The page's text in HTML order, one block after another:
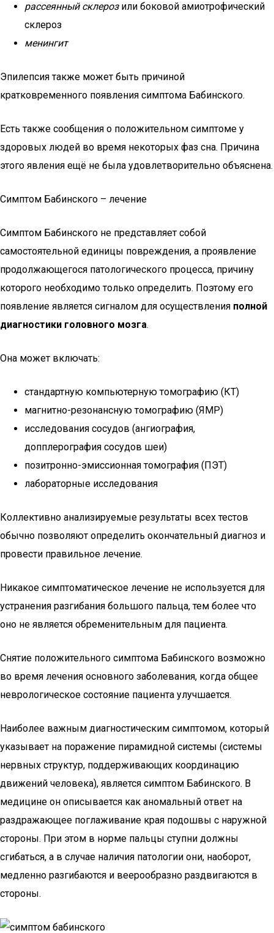
рассеянный склерозили боковой амиотрофический
склероз
менингит
Эпилепсия также может быть причиной
кратковременного появления симптома Бабинского.
Есть также сообщения о положительном симптоме у
здоровых людей во время некоторых фаз сна. Причина
этого явления ещё не была удовлетворительно объяснена.
Симптом Бабинского – лечение
Симптом Бабинского не представляет собой
самостоятельной единицы повреждения, а проявление
продолжающегося патологического процесса, причину
которого необходимо только определить. Поэтому его
появление является сигналом для осуществления полной
диагностики головного мозга.
Она может включать:
стандартную компьютерную томографию (КТ)
магнитно-резонансную томографию (ЯМР)
исследования сосудов (ангиография,
допплерография сосудов шеи)
позитронно-эмиссионная томография (ПЭТ)
лабораторные исследования
Коллективно анализируемые результаты всех тестов
обычно позволяют определить окончательный диагноз и
провести правильное лечение.
Никакое симптоматическое лечение не используется для
устранения разгибания большого пальца, тем более что
оно не является обременительным для пациента.
Снятие положительного симптома Бабинского возможно
во время лечения основного заболевания, когда общее
неврологическое состояние пациента улучшается.
Наиболее важным диагностическим симптомом, который
указывает на поражение пирамидной системы (системы
нервных структур, поддерживающих координацию
движений человека), является симптом Бабинского. В
медицине он описывается как аномальный ответ на
раздражающее поглаживание края подошвы с наружной
стороны. При этом в норме пальцы ступни должны
сгибаться, а в случае наличия патологии они, наоборот,
медленно разгибаются и веерообразно раздвигаются в
стороны.